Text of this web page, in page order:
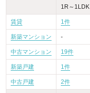
1R～1LDK
賃貸 1件
新築マンション -
中古マンション 19件
新築戸建 1件
中古戸建 2件